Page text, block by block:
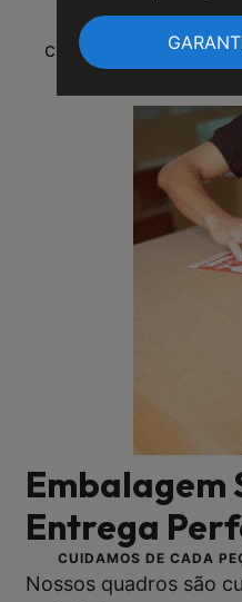
com fitas
confiança e
Embalagem
Entrega
CUIDAMOS DE CADA
Nossos quadros são